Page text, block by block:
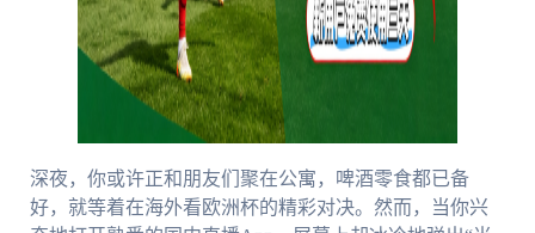
深夜，你或许正和朋友们聚在公寓，啤酒零食都已备
好，就等着在海外看欧洲杯的精彩对决。然而，当你兴